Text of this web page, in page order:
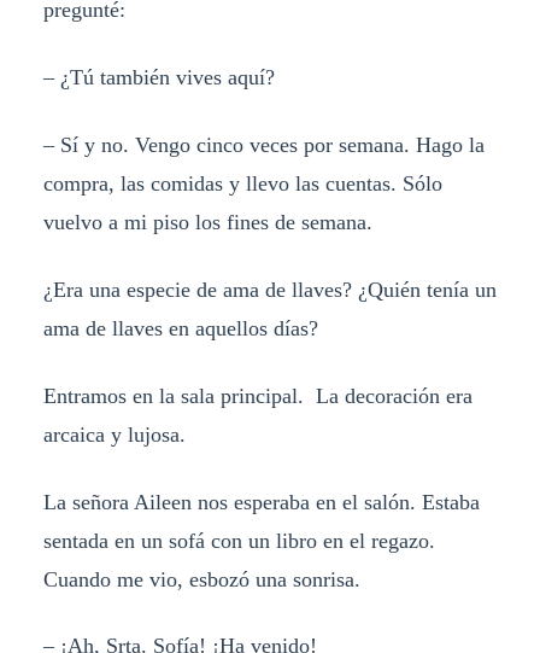
pregunté:
– ¿Tú también vives aquí?
– Sí y no. Vengo cinco veces por semana. Hago la
compra, las comidas y llevo las cuentas. Sólo
vuelvo a mi piso los fines de semana.
¿Era una especie de ama de llaves? ¿Quién tenía un
ama de llaves en aquellos días?
Entramos en la sala principal. La decoración era
arcaica y lujosa.
La señora Aileen nos esperaba en el salón. Estaba
sentada en un sofá con un libro en el regazo.
Cuando me vio, esbozó una sonrisa.
– ¡Ah, Srta. Sofía! ¡Ha venido!